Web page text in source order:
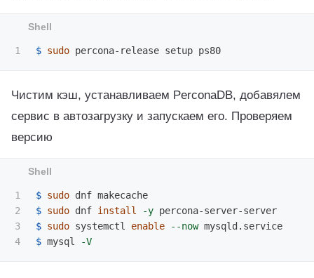
$ sudo
Чистим кэш, устанавливаем PerconaDB, добавялем
сервис в автозагрузку и запускаем его. Проверяем
версию
1
2
3
$ sudo
$ sudo dnf install -y
$ sudo systemctl enable --now
$ mysql -V